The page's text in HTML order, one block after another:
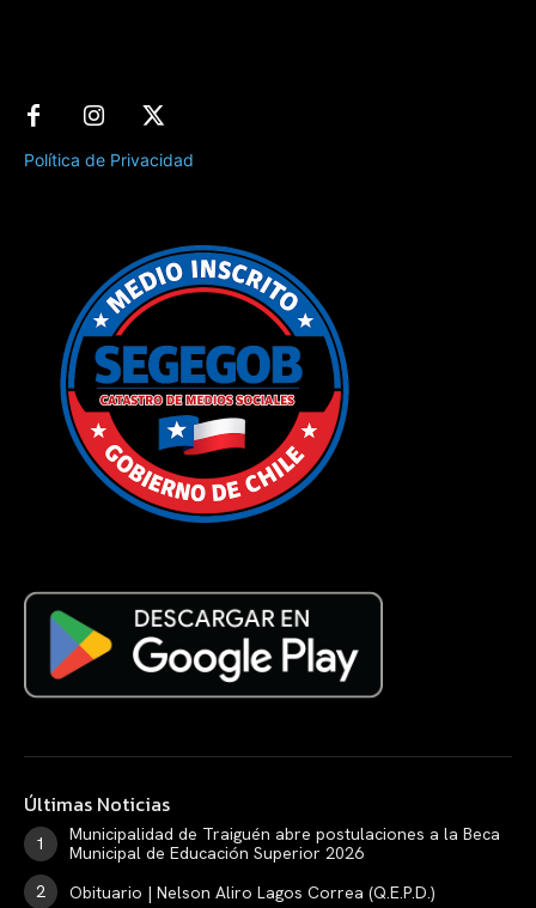
Política de Privacidad
Últimas Noticias
Municipalidad de Traiguén abre postulaciones a la Beca
Municipal de Educación Superior 2026
Obituario | Nelson Aliro Lagos Correa (Q.E.P.D.)